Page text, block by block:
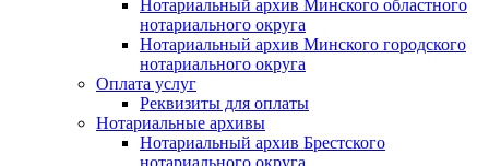
Нотариальный архив Минского областного
нотариального округа
Нотариальный архив Минского городского
нотариального округа
Оплата услуг
Реквизиты для оплаты
Нотариальные архивы
Нотариальный архив Брестского
нотариального округа